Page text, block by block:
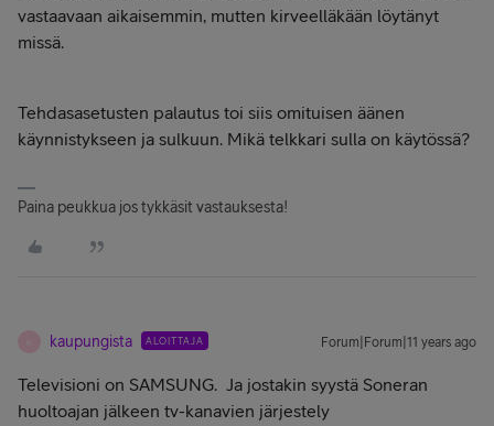
vastaavaan aikaisemmin, mutten kirveelläkään löytänyt
missä.
Tehdasasetusten palautus toi siis omituisen äänen
käynnistykseen ja sulkuun. Mikä telkkari sulla on käytössä?
Paina peukkua jos tykkäsit vastauksesta!
kaupungista ALOITTAJA Forum|Forum|11 years ago
Televisioni on SAMSUNG. Ja jostakin syystä Soneran
huoltoajan jälkeen tv-kanavien järjestely